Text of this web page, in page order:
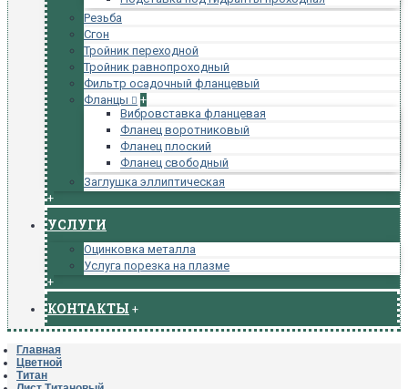
Резьба
Сгон
Тройник переходной
Тройник равнопроходный
Фильтр осадочный фланцевый
Фланцы
+
Вибровставка фланцевая
Фланец воротниковый
Фланец плоский
Фланец свободный
Заглушка эллиптическая
+
УСЛУГИ
Оцинковка металла
Услуга порезка на плазме
+
КОНТАКТЫ +
Главная
Цветной
Титан